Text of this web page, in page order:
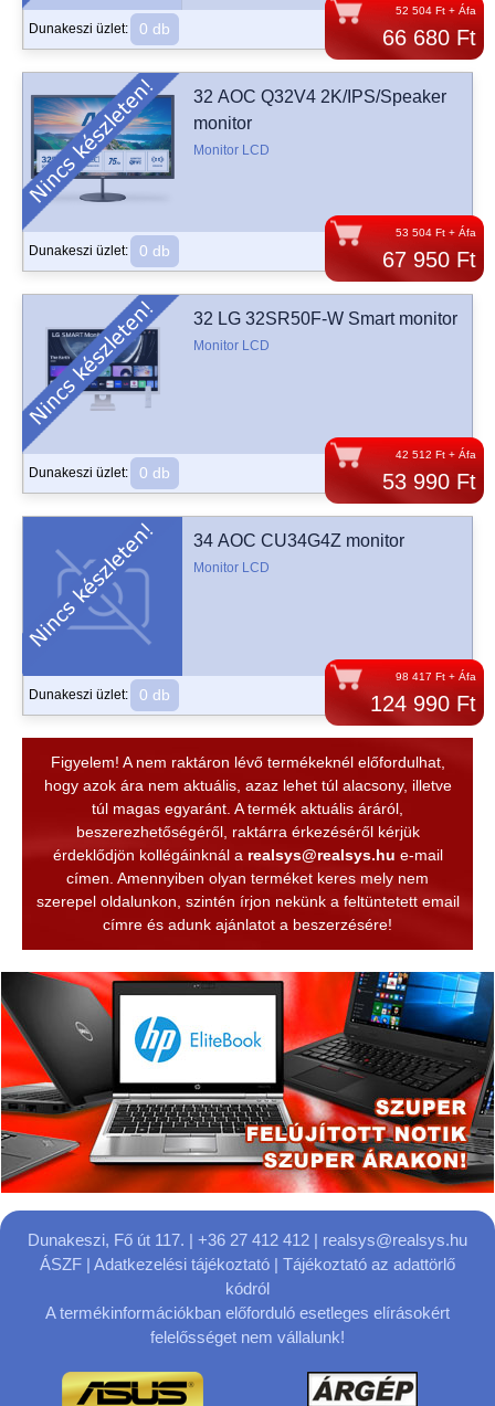
52 504 Ft + Áfa
66 680 Ft
Dunakeszi üzlet: 0 db
53 504 Ft + Áfa
67 950 Ft
32 AOC Q32V4 2K/IPS/Speaker
monitor
Monitor LCD
Dunakeszi üzlet: 0 db
42 512 Ft + Áfa
53 990 Ft
32 LG 32SR50F-W Smart monitor
Monitor LCD
Dunakeszi üzlet: 0 db
98 417 Ft + Áfa
124 990 Ft
34 AOC CU34G4Z monitor
Monitor LCD
Dunakeszi üzlet: 0 db
Figyelem! A nem raktáron lévő termékeknél előfordulhat,
hogy azok ára nem aktuális, azaz lehet túl alacsony, illetve
túl magas egyaránt. A termék aktuális áráról,
beszerezhetőségéről, raktárra érkezéséről kérjük
érdeklődjön kollégáinknál a realsys@realsys.hu e-mail
címen. Amennyiben olyan terméket keres mely nem
szerepel oldalunkon, szintén írjon nekünk a feltüntetett email
címre és adunk ajánlatot a beszerzésére!
Dunakeszi, Fő út 117. | +36 27 412 412 | realsys@realsys.hu
ÁSZF | Adatkezelési tájékoztató | Tájékoztató az adattörlő
kódról
A termékinformációkban előforduló esetleges elírásokért
felelősséget nem vállalunk!